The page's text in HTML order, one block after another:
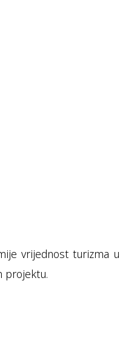
vrijednost turizma u
projektu.